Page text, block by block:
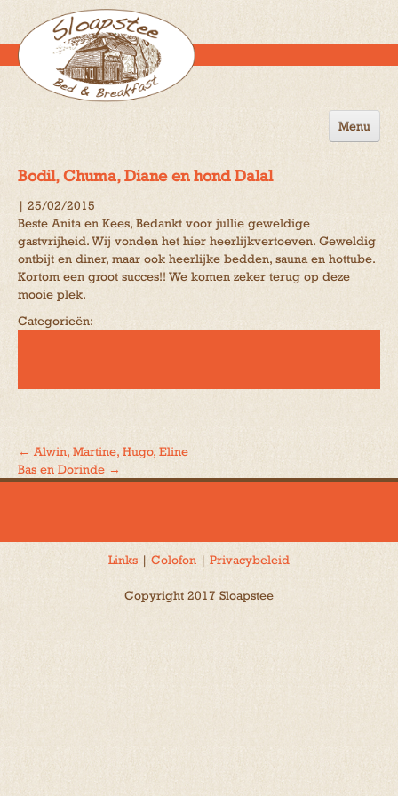
Menu
Omgeving
Activiteiten
Bodil, Chuma, Diane en hond Dalal
| 25/02/2015
Beste Anita en Kees, Bedankt voor jullie geweldige
gastvrijheid. Wij vonden het hier heerlijkvertoeven. Geweldig
ontbijt en diner, maar ook heerlijke bedden, sauna en hottube.
Kortom een groot succes!! We komen zeker terug op deze
mooie plek.
Categorieën:
Bericht
← Alwin, Martine, Hugo, Eline
Bas en Dorinde →
Links | Colofon | Privacybeleid
Copyright 2017 Sloapstee